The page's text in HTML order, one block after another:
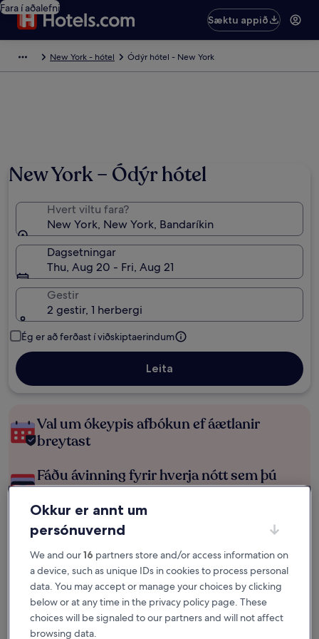
Fara í aðalefni
Sæktu appið
New York - hótel Ódýr hótel - New York
New York – Ódýr hótel
Hvert viltu fara?
New York, New York, Bandaríkin
Dagsetningar
Thu, Aug 20 - Fri, Aug 21
Gestir
2 gestir, 1 herbergi
Ég er að ferðast í viðskiptaerindum
Leita
Val um ókeypis afbókun ef áætlanir
breytast
Fáðu ávinning fyrir hverja nótt sem þú
dvelur
Sparaðu meira með félagaverði
Kanna verð fyrir þessar dagsetningar
Í kvöld
6. ágú. - 7. ágú.
Á morgun
Okkur er annt um
persónuvernd
We and our16 partners store and/or access information on
a device, such as unique IDs in cookies to process personal
data. You may accept or manage your choices by clicking
below or at any time in the privacy policy page. These
choices will be signaled to our partners and will not affect
browsing data.